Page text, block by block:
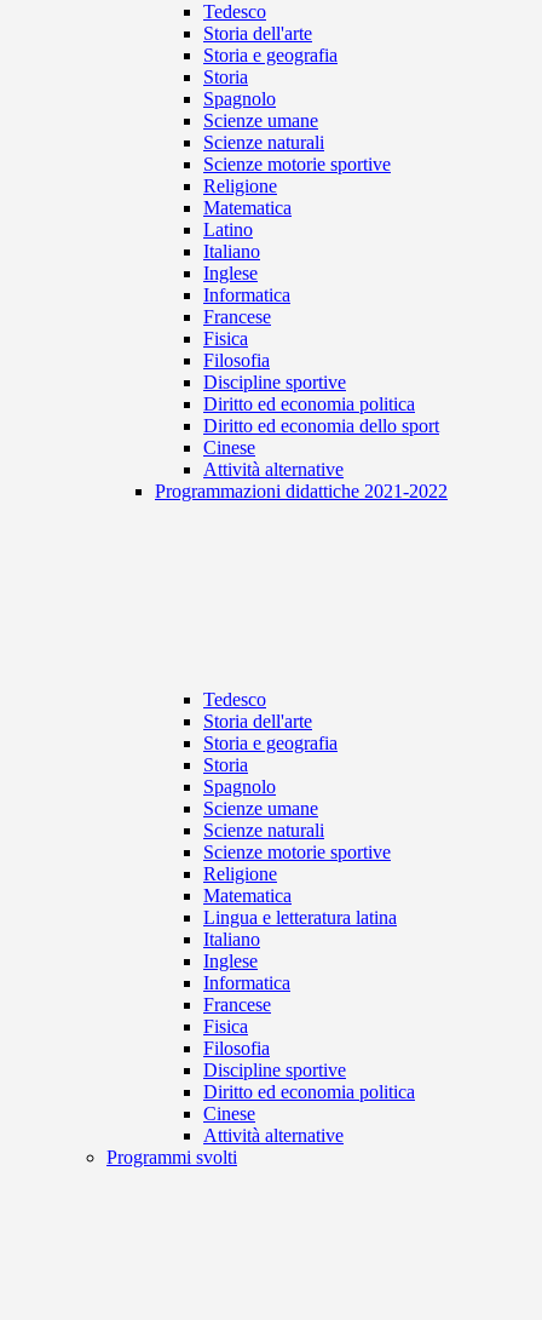
Tedesco
Storia dell'arte
Storia e geografia
Storia
Spagnolo
Scienze umane
Scienze naturali
Scienze motorie sportive
Religione
Matematica
Latino
Italiano
Inglese
Informatica
Francese
Fisica
Filosofia
Discipline sportive
Diritto ed economia politica
Diritto ed economia dello sport
Cinese
Attività alternative
Programmazioni didattiche 2021-2022
Tedesco
Storia dell'arte
Storia e geografia
Storia
Spagnolo
Scienze umane
Scienze naturali
Scienze motorie sportive
Religione
Matematica
Lingua e letteratura latina
Italiano
Inglese
Informatica
Francese
Fisica
Filosofia
Discipline sportive
Diritto ed economia politica
Cinese
Attività alternative
Programmi svolti